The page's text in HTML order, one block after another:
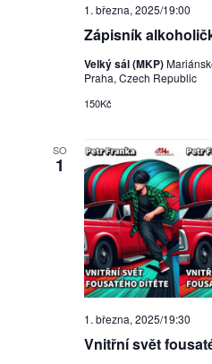
Zápisník
1. března, 2025/19:00
Velký sál (MKP)
Praha, Czech Republic
150Kč
SO
1
Vnitřní svět
1. března, 2025/19:30